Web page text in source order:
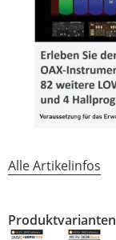
Alle Artikelinfos
Produktvarianten